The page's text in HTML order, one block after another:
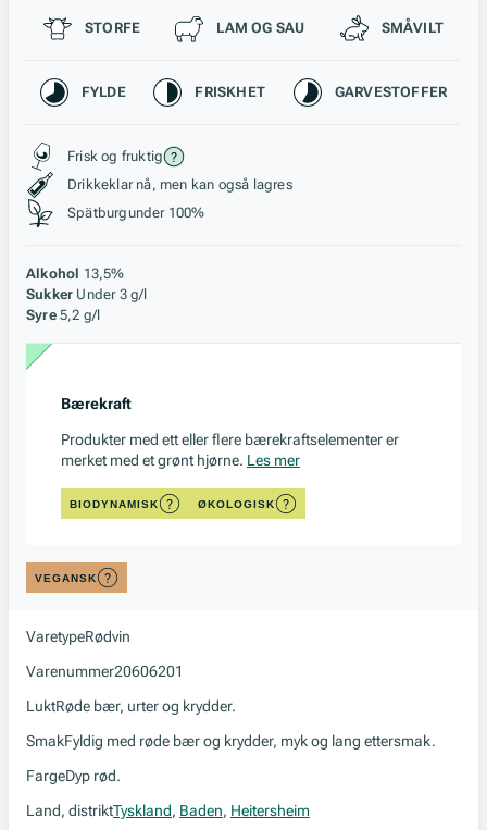
Passer til
STORFE LAM OG SAU SMÅVILT
Karakteristikk
FYLDE FRISKHET GARVESTOFFER
Stil, lagring og råstoff
Frisk og fruktig
Drikkeklar nå, men kan også lagres
Spätburgunder 100%
Alkohol 13,5%
Sukker Under 3 g/l
Syre 5,2 g/l
Bærekraft
Produkter med ett eller flere bærekraftselementer er
merket med et grønt hjørne. Les mer
BIODYNAMISK ØKOLOGISK
VEGANSK
VaretypeRødvin
Varenummer20606201
LuktRøde bær, urter og krydder.
SmakFyldig med røde bær og krydder, myk og lang ettersmak.
FargeDyp rød.
Land, distriktTyskland, Baden, Heitersheim